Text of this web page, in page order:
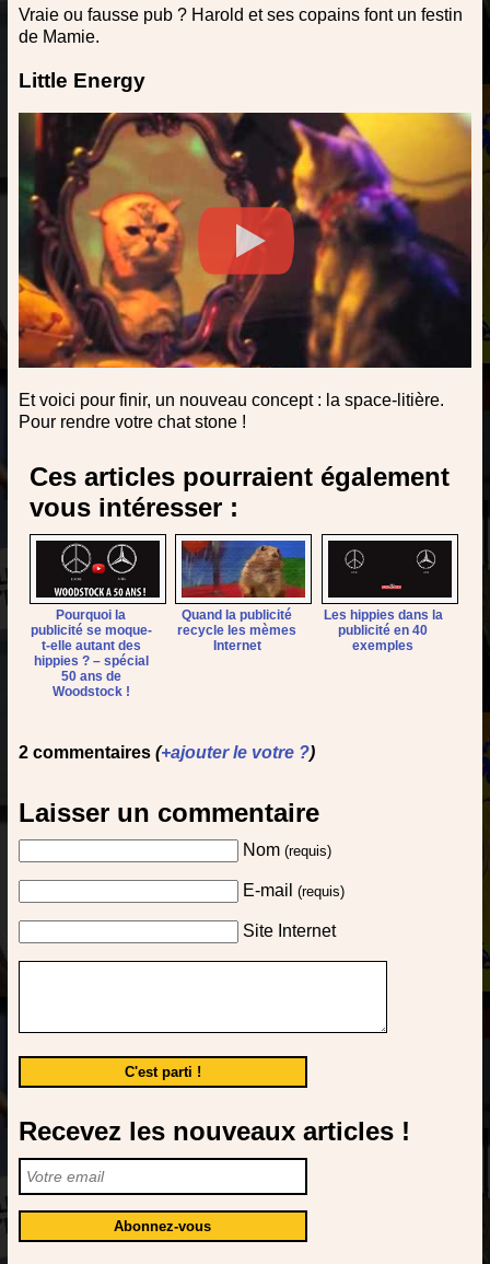
Vraie ou fausse pub ? Harold et ses copains font un festin
de Mamie.
Little Energy
Et voici pour finir, un nouveau concept : la space-litière.
Pour rendre votre chat stone !
Ces articles pourraient également
vous intéresser :
Pourquoi la
publicité se moque-
t-elle autant des
hippies ? – spécial
50 ans de
Woodstock !
Quand la publicité
recycle les mèmes
Internet
Les hippies dans la
publicité en 40
exemples
2 commentaires (+ajouter le votre ?)
Laisser un commentaire
Nom (requis)
E-mail (requis)
Site Internet
Recevez les nouveaux articles !